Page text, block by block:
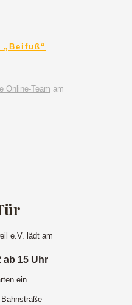
Online-Team am
e.V. lädt am
ab 15 Uhr
ein.